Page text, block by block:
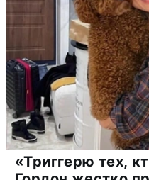
«Триггерю тех,